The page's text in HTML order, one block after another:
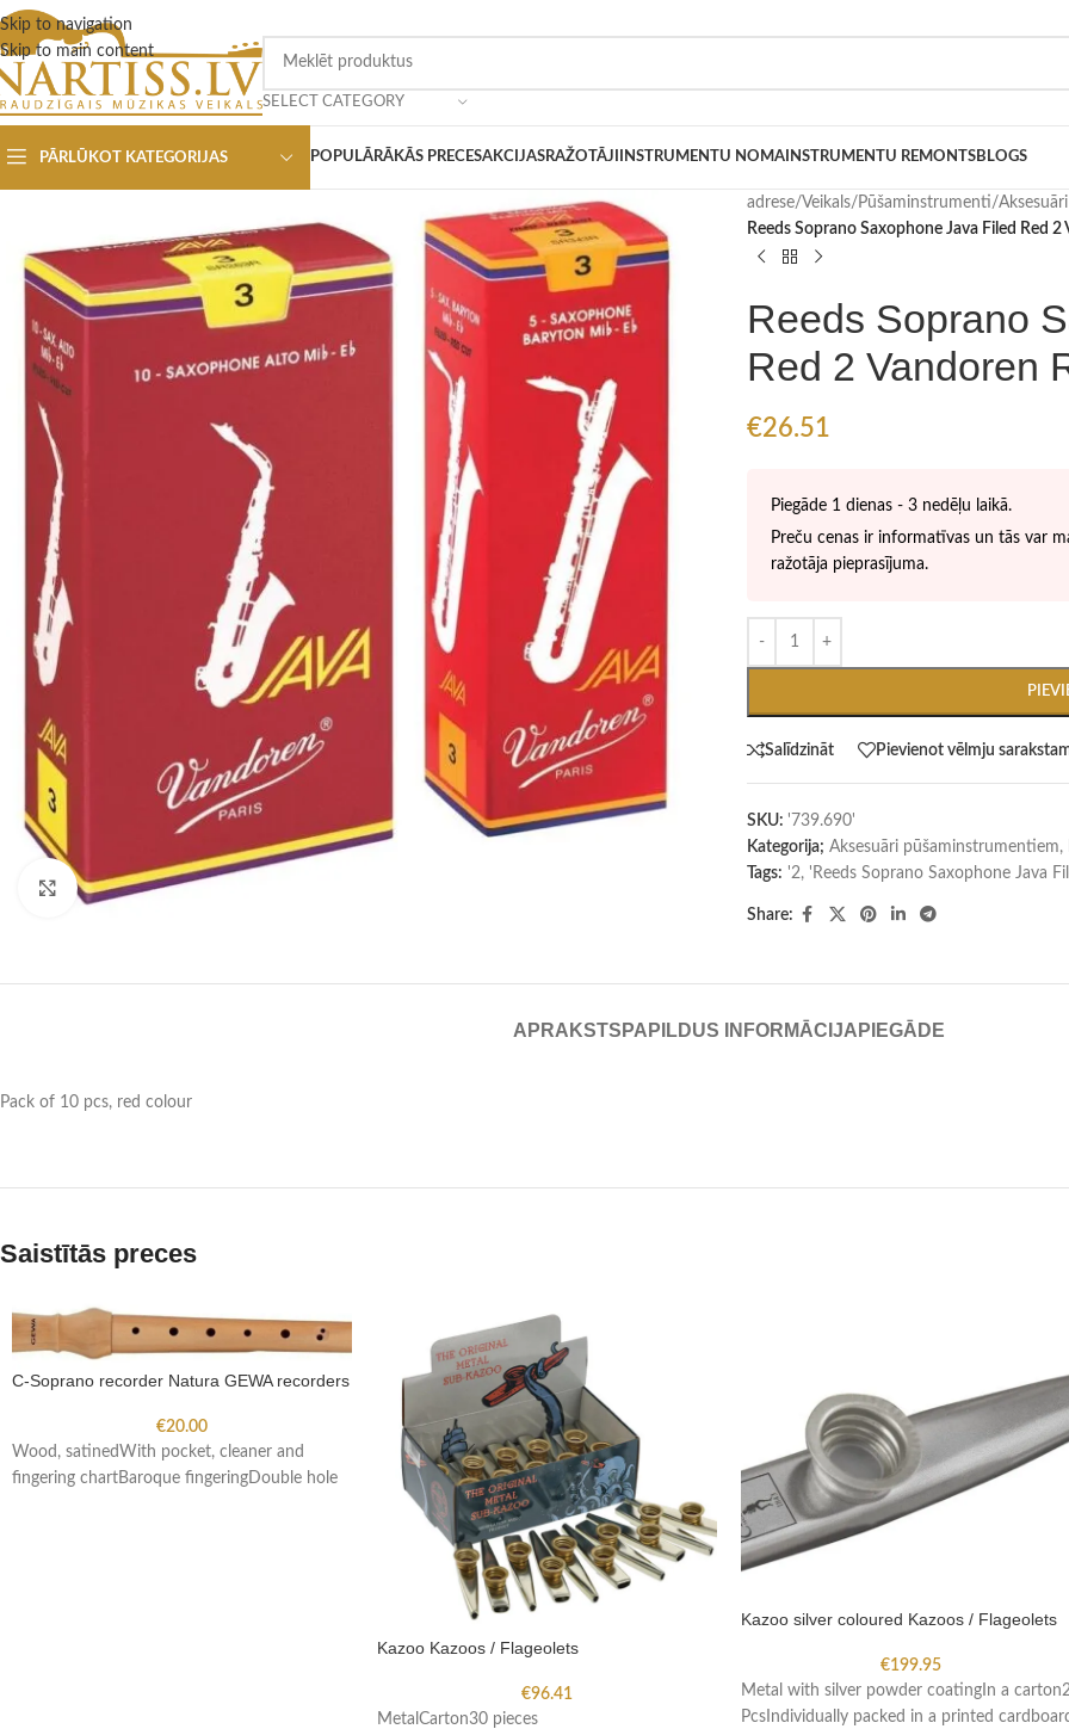
Skip to navigation
Skip to main content
SELECT CATEGORY
PĀRLŪKOT KATEGORIJAS POPULĀRĀKĀS PRECESAKCIJASRAŽOTĀJI INSTRUMENTU NOMA INSTRUMENTU REMONTSBLOGS
Click to enlarge
adrese/Veikals/ Pūšaminstrumenti/
Reeds Soprano Saxophone Java Filed Red 2
Reeds Soprano
Red 2 Vandoren
€26.51
Piegāde 1 dienas - 3 nedēļu laikā.
Preču cenas ir informatīvas un tās var
ražotāja pieprasījuma.
Salīdzināt Pievienot vēlmju
SKU: '739.690'
Kategorija; Aksesuāri pūšaminstrumentiem,
Tags: '2, 'Reeds Soprano Saxophone Java
Share:
APRAKSTS PAPILDUS INFORMĀCIJA PIEGĀDE
Pack of 10 pcs, red colour
Saistītās preces
C-Soprano recorder Natura GEWA recorders
€20.00
Wood, satinedWith pocket, cleaner and
fingering chartBaroque fingeringDouble hole
Kazoo Kazoos / Flageolets
€96.41
MetalCarton30 pieces
Kazoo silver coloured Kazoos / Flageolets
€199.95
Metal with silver powder coatingIn a
PcsIndividually packed in a printed